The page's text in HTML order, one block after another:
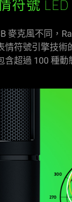
符號
麥克風不同，
情符號引擎技術
含超過 100 種